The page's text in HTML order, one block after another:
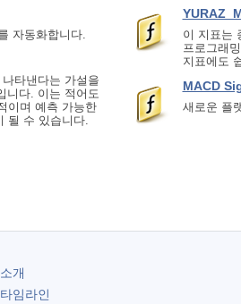
이 지표는
프로그래
지표에도
MACD
새로운 플
자동화합니다.
타낸다는 가설을
니다. 이는 적어도
이며 예측 가능한
될 수 있습니다.
소개
타임라인